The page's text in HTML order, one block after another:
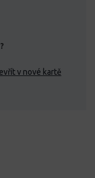
v nové kartě